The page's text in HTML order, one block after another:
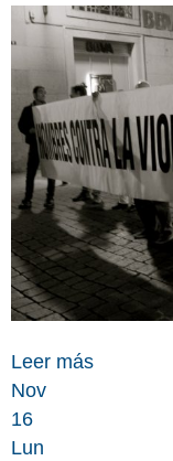
Leer más
Nov
16
Lun